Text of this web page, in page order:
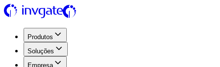
Produtos
Soluções
Empresa